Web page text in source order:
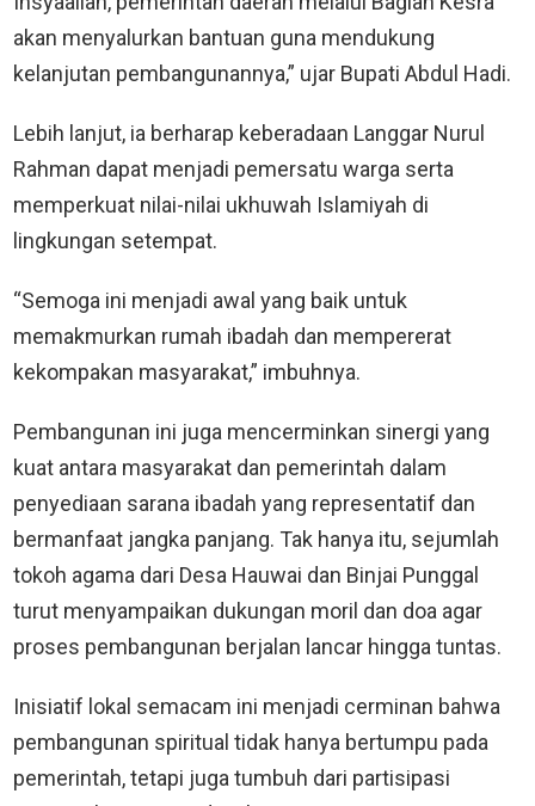
akan menyalurkan bantuan guna mendukung
kelanjutan pembangunannya,” ujar Bupati Abdul Hadi.
Lebih lanjut, ia berharap keberadaan Langgar Nurul
Rahman dapat menjadi pemersatu warga serta
memperkuat nilai-nilai ukhuwah Islamiyah di
lingkungan setempat.
“Semoga ini menjadi awal yang baik untuk
memakmurkan rumah ibadah dan mempererat
kekompakan masyarakat,” imbuhnya.
Pembangunan ini juga mencerminkan sinergi yang
kuat antara masyarakat dan pemerintah dalam
penyediaan sarana ibadah yang representatif dan
bermanfaat jangka panjang. Tak hanya itu, sejumlah
tokoh agama dari Desa Hauwai dan Binjai Punggal
turut menyampaikan dukungan moril dan doa agar
proses pembangunan berjalan lancar hingga tuntas.
Inisiatif lokal semacam ini menjadi cerminan bahwa
pembangunan spiritual tidak hanya bertumpu pada
pemerintah, tetapi juga tumbuh dari partisipasi